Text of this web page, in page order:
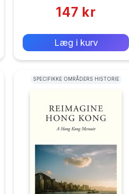
147 kr
Læg i kurv
SPECIFIKKE OMRÅDERS HISTORIE